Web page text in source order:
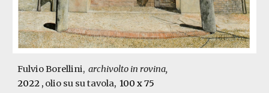
Fulvio Borellini,archivolto in rovina,
2022 , olio su su tavola, 100 x 75